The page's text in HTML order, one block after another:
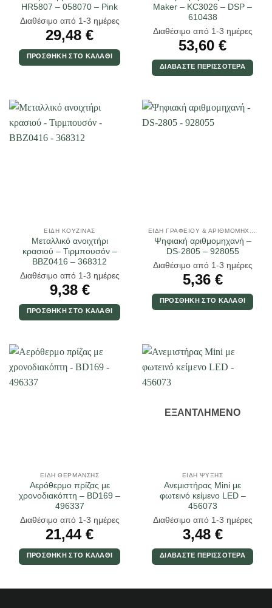
HR5807 – 058070 – Pink
Διαθέσιμο από 1-3 ημέρες
29,48 €
ΠΡΟΣΘΉΚΗ ΣΤΟ ΚΑΛΆΘΙ
Maker – KC3026 – DSP –
610438
Διαθέσιμο από 1-3 ημέρες
53,60 €
ΔΙΑΒΆΣΤΕ ΠΕΡΙΣΣΌΤΕΡΑ
ΕΊΔΗ ΚΟΥΖΊΝΑΣ
Μεταλλικό ανοιχτήρι
κρασιού – Τιρμπουσόν –
BBZ0416 – 368312
Διαθέσιμο από 1-3 ημέρες
9,38 €
ΠΡΟΣΘΉΚΗ ΣΤΟ ΚΑΛΆΘΙ
Ψηφιακή αριθμομηχανή –
DS-2805 – 928055
Διαθέσιμο από 1-3 ημέρες
5,36 €
ΠΡΟΣΘΉΚΗ ΣΤΟ ΚΑΛΆΘΙ
ΕΊΔΗ ΘΈΡΜΑΝΣΗΣ
Αερόθερμο πρίζας με
χρονοδιακόπτη – BD169 –
496337
Διαθέσιμο από 1-3 ημέρες
21,44 €
ΠΡΟΣΘΉΚΗ ΣΤΟ ΚΑΛΆΘΙ
ΕΞΑΝΤΛΗΜΈΝΟ
ΕΊΔΗ ΨΎΞΗΣ
Ανεμιστήρας Mini με
φωτεινό κείμενο LED –
456073
Διαθέσιμο από 1-3 ημέρες
3,48 €
ΔΙΑΒΆΣΤΕ ΠΕΡΙΣΣΌΤΕΡΑ